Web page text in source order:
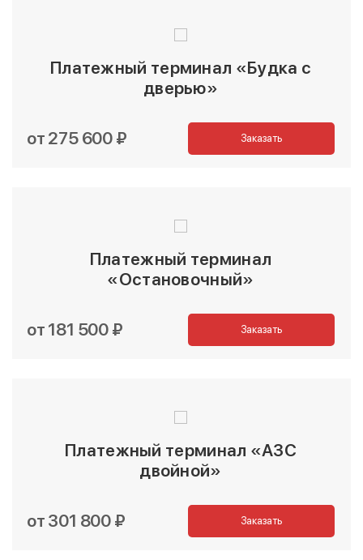
Платежный терминал «Будка с
дверью»
от 275 600 ₽ Заказать
Платежный терминал
«Остановочный»
от 181 500 ₽ Заказать
Платежный терминал «АЗС
двойной»
от 301 800 ₽ Заказать